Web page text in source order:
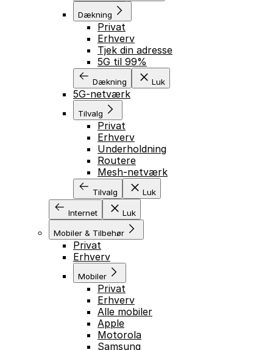
Dækning
Privat
Erhverv
Tjek din adresse
5G til 99%
Dækning Luk
5G-netværk
Tilvalg
Privat
Erhverv
Underholdning
Routere
Mesh-netværk
Tilvalg Luk
Internet Luk
Mobiler & Tilbehør
Privat
Erhverv
Mobiler
Privat
Erhverv
Alle mobiler
Apple
Motorola
Samsung